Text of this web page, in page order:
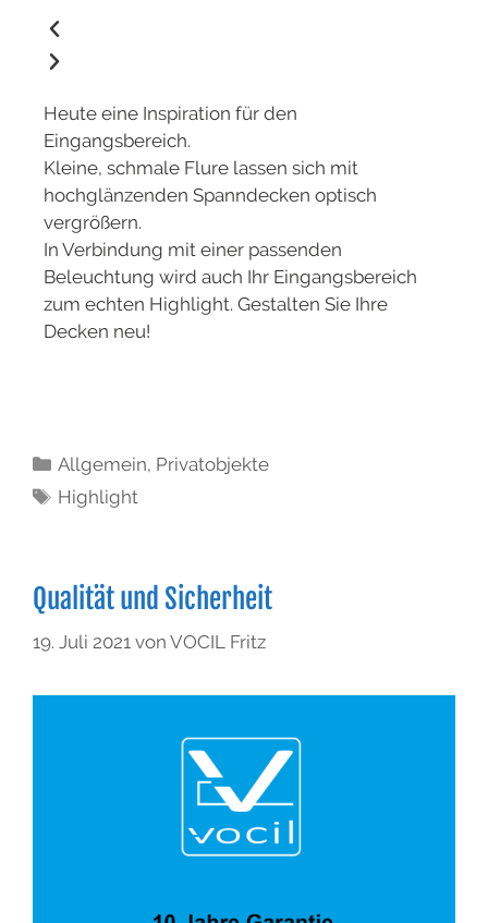
Heute eine Inspiration für den
Eingangsbereich.
Kleine, schmale Flure lassen sich mit
hochglänzenden Spanndecken optisch
vergrößern.
In Verbindung mit einer passenden
Beleuchtung wird auch Ihr Eingangsbereich
zum echten Highlight. Gestalten Sie Ihre
Decken neu!
Allgemein, Privatobjekte
Highlight
Qualität und Sicherheit
19. Juli 2021 von VOCIL Fritz